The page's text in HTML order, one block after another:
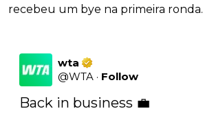
recebeu um bye na primeira ronda.
wta
@WTA · Follow
Back in business 💼